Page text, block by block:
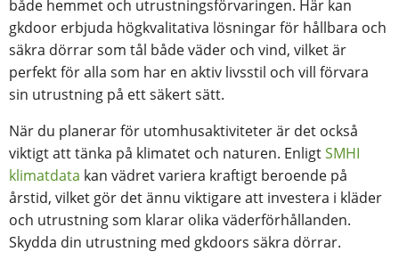
både hemmet och utrustningsförvaringen. Här kan
gkdoor erbjuda högkvalitativa lösningar för hållbara och
säkra dörrar som tål både väder och vind, vilket är
perfekt för alla som har en aktiv livsstil och vill förvara
sin utrustning på ett säkert sätt.
När du planerar för utomhusaktiviteter är det också
viktigt att tänka på klimatet och naturen. EnligtSMHI
klimatdata kan vädret variera kraftigt beroende på
årstid, vilket gör det ännu viktigare att investera i kläder
och utrustning som klarar olika väderförhållanden.
Skydda din utrustning med gkdoors säkra dörrar.